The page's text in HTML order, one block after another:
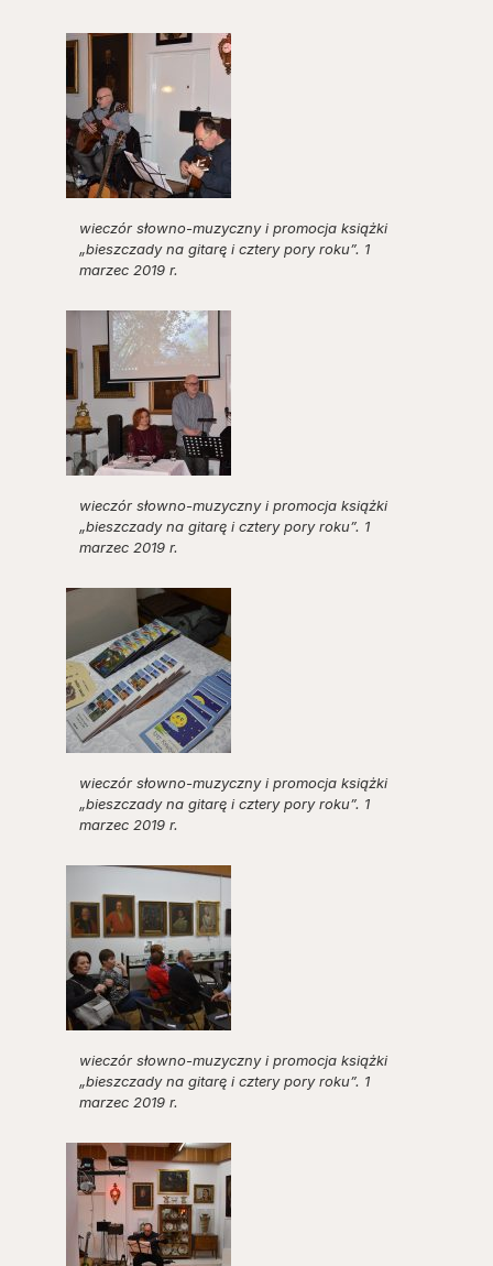
wieczór słowno-muzyczny i promocja książki
„bieszczady na gitarę i cztery pory roku”. 1
marzec 2019 r.
wieczór słowno-muzyczny i promocja książki
„bieszczady na gitarę i cztery pory roku”. 1
marzec 2019 r.
wieczór słowno-muzyczny i promocja książki
„bieszczady na gitarę i cztery pory roku”. 1
marzec 2019 r.
wieczór słowno-muzyczny i promocja książki
„bieszczady na gitarę i cztery pory roku”. 1
marzec 2019 r.